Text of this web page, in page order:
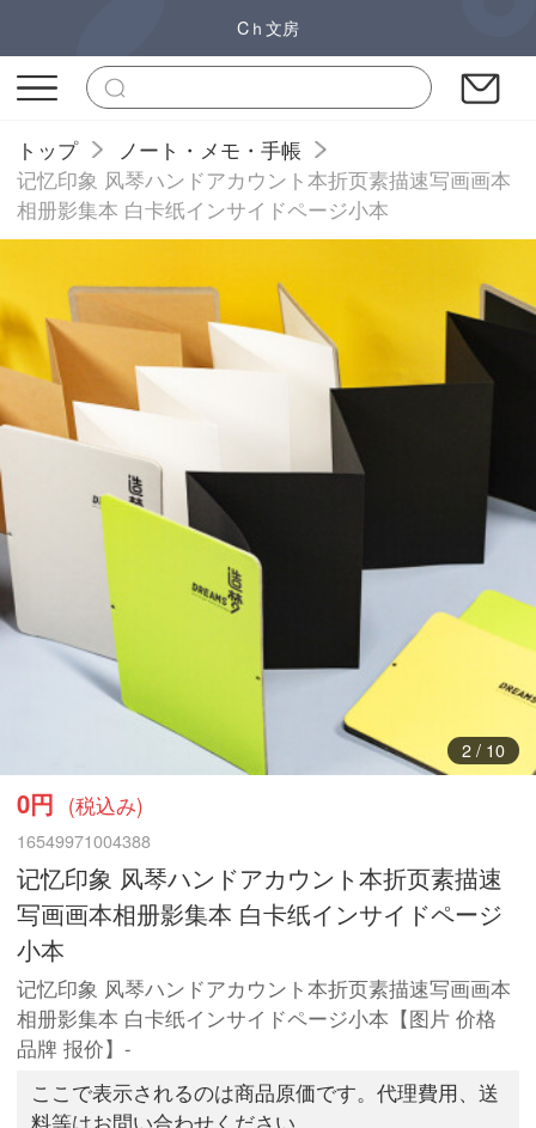
Cｈ文房
トップ
ノート・メモ・手帳
记忆印象 风琴ハンドアカウント本折页素描速写画画本
相册影集本 白卡纸インサイドページ小本
3/ 10
0円 (税込み)
16549971004388
记忆印象 风琴ハンドアカウント本折页素描速
写画画本相册影集本 白卡纸インサイドページ
小本
记忆印象 风琴ハンドアカウント本折页素描速写画画本
相册影集本 白卡纸インサイドページ小本【图片 价格
品牌 报价】-
ここで表示されるのは商品原価です。代理費用、送